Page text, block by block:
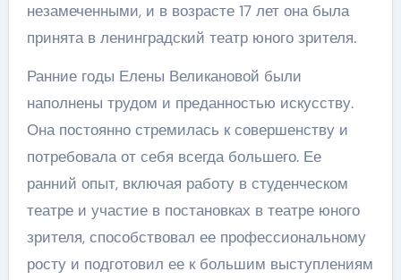
незамеченными, и в возрасте 17 лет она была
принята в ленинградский театр юного зрителя.
Ранние годы Елены Великановой были
наполнены трудом и преданностью искусству.
Она постоянно стремилась к совершенству и
потребовала от себя всегда большего. Ее
ранний опыт, включая работу в студенческом
театре и участие в постановках в театре юного
зрителя, способствовал ее профессиональному
росту и подготовил ее к большим выступлениям